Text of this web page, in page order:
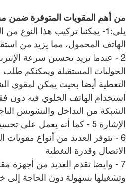
من أهم المقويات المتوفرة ضمن
يلي:1- يمكننا تركيب هذا
الهاتف المحمول، مما يزيد من
2 - عندما تريد تحسين سرعة
التغطية أيضا بحيث يمكن لمقوي
الشبكة من التداخل والتشويش
الإشارة 5 - كما أنه يعمل على تحسين جودة المكالمات والبكسلة وتقطع الصوت أثناء المحادثات
6 - تتوفر العديد من أنواع
الاتصال وقدرة التغطية
7 - وايضا تقدم العديد من أجهزة
وتشغيلها بسهولة دون الحاجة إلى